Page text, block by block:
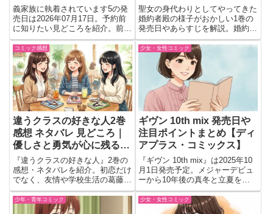
義家族に執着されています5の発
売日は2026年07月17日。予約前
に知りたい見どころを紹介。前巻
で発生した誘拐事件や婚姻問題の
続きが気になる展開。読む価値を
判断したい人向けにチェック
まとめ
聖女の身代わりとしてやってきた
婚約者殿の様子がおかしい1巻の
発売日やあらすじを解説。婚約破
棄から始まるラブファンタジーの
魅力と読むべきポイントを紹介。
コミック感想
違うクラスの好きな人2巻
感想 ネタバレ 見どころ｜
優しさと勇気が心に残る青
春ストーリー
『違うクラスの好きな人』2巻の
感想・ネタバレを紹介。初恋だけ
でなく、友情や学校生活の葛藤、
人との向き合い方まで丁寧に描か
れた見どころをまとめています。
少女・女性コミック
ギヴン 10th mix 発売日や
注目ポイントまとめ【ディ
アプラス・コミックス】
『ギヴン 10th mix』は2025年10
月1日発売予定。メジャーデビュ
ーから10年後の真冬と立夏を描
く後日譚。見どころや予約情報、
ドラマでカナコ役“のん”のコメン
ト収録も紹介。
少年・青年コミック 少女・女性コミック